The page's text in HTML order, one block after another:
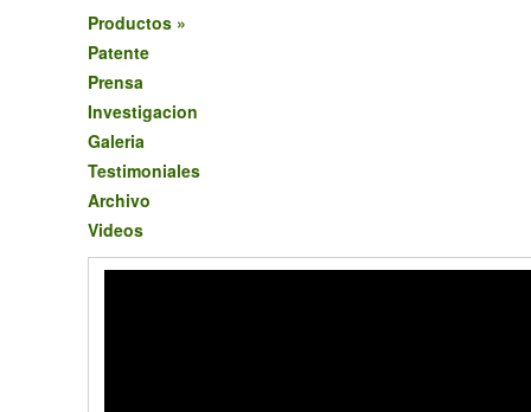
Productos »
Patente
Prensa
Investigacion
Galeria
Testimoniales
Archivo
Videos